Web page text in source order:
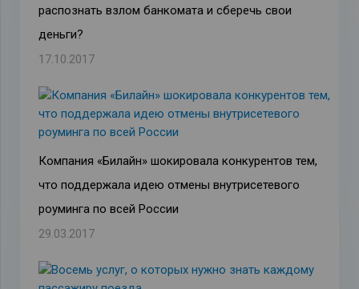
распознать взлом банкомата и сберечь свои
деньги?
17.10.2017
Компания «Билайн» шокировала конкурентов тем,
что поддержала идею отмены внутрисетевого
роуминга по всей России
29.03.2017